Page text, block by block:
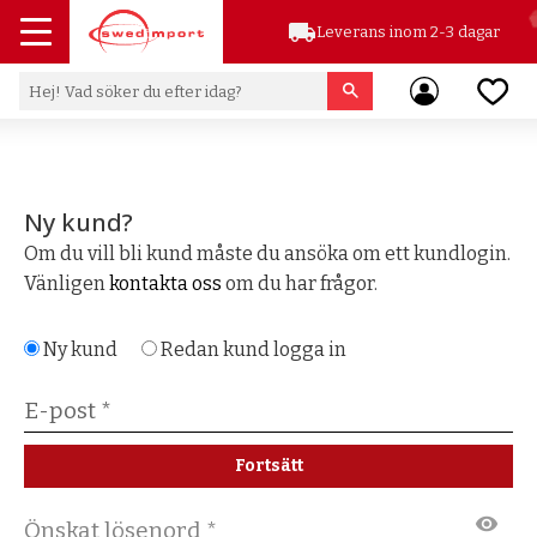
Meny
local_shippingLeverans inom 2-3 dagar
Ny kund?
Om du vill bli kund måste du ansöka om ett kundlogin.
Vänligenkontakta oss om du har frågor.
Ny kund Redan kundlogga in
Fortsätt
visibility